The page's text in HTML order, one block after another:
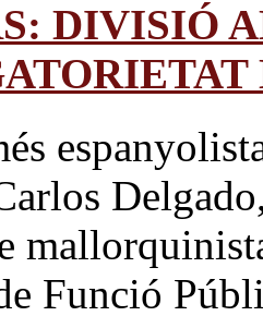
DIVISIÓ
Funció